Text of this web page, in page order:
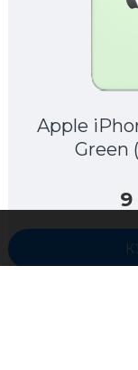
Apple
Green